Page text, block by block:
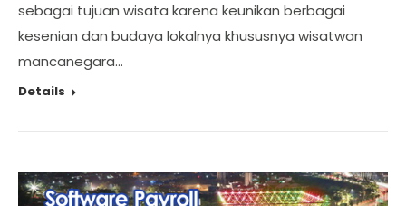
sebagai tujuan wisata karena keunikan berbagai
kesenian dan budaya lokalnya khususnya wisatwan
mancanegara…
Details